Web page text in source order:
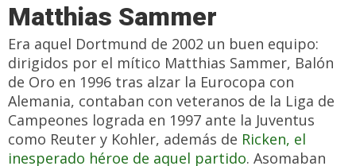
Matthias Sammer
Era aquel Dortmund de 2002 un buen equipo:
dirigidos por el mítico Matthias Sammer, Balón
de Oro en 1996 tras alzar la Eurocopa con
Alemania, contaban con veteranos de la Liga de
Campeones lograda en 1997 ante la Juventus
como Reuter y Kohler, además de Ricken, el
inesperado héroe de aquel partido. Asomaban